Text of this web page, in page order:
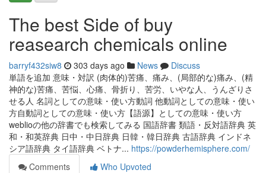
The best Side of buy
reasearch chemicals online
barryf432siw8 303 days ago News
Discuss
単語を追加 意味・対訳 (肉体的)苦痛、痛み、(局部的な)痛み、(精
神的な)苦痛、苦悩、心痛、骨折り、苦労、いやな人、うんざりさ
せる人 名詞としての意味・使い方動詞 他動詞としての意味・使い
方自動詞としての意味・使い方【語源】としての意味・使い方
weblioの他の辞書でも検索してみる 国語辞書 類語・反対語辞典 英
和・和英辞典 日中・中日辞典 日韓・韓日辞典 古語辞典 インドネ
シア語辞典 タイ語辞典 ベトナ... https://powderhemisphere.com/
Comments
Who Upvoted